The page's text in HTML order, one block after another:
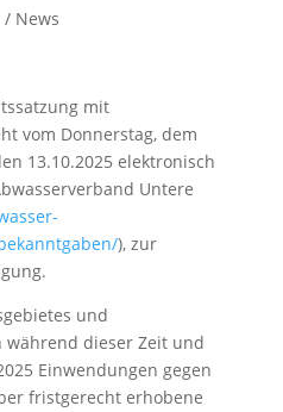
News
mit
vom Donnerstag, dem
13.10.2025 elektronisch
Untere
), zur
und
dieser Zeit und
Einwendungen gegen
fristgerecht erhobene